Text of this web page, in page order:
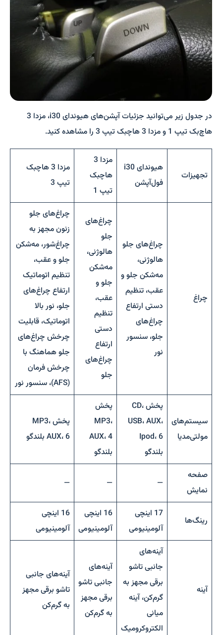
در جدول زیر می‌توانید جزئیات آپشن‌های هیوندای i30، مزدا 3
هاچ‌بک تیپ 1 و مزدا 3 هاچبک تیپ 3 را مشاهده کنید.
تجهیزات
هیوندای i30
فول‌آپشن
مزدا 3
هاچبک
تیپ 1
مزدا 3 هاچبک
تیپ 3
چراغ
چراغ‌های جلو
هالوژنی،
مه‌شکن جلو و
عقب، تنظیم
دستی ارتفاع
چراغ‌های
جلو، سنسور
نور
چراغ‌های
جلو
هالوژنی،
مه‌شکن
جلو و
عقب،
تنظیم
دستی
ارتفاع
چراغ‌های
جلو
چراغ‌های جلو
زنون مجهز به
چراغ‌شور، مه‌شکن
جلو و عقب،
تنظیم اتوماتیک
ارتفاع چراغ‌های
جلو، نور بالا
اتوماتیک، قابلیت
چرخش چراغ‌های
جلو هماهنگ با
چرخش فرمان
(AFS)، سنسور نور
سیستم‌های
مولتی‌مدیا
پخش CD،
USB، AUX،
Ipod، 6
بلندگو
پخش
MP3،
AUX، 4
بلندگو
پخش MP3،
AUX، 6 بلندگو
صفحه
نمایش
—
—
—
رینگ‌ها
17 اینچی
آلومینیومی
16 اینچی
آلومینیومی
16 اینچی
آلومینیومی
آینه
آینه‌های
جانبی تاشو
برقی مجهز به
گرم‌کن، آینه
میانی
الکتروکرومیک
آینه‌های
جانبی تاشو
برقی مجهز
به گرم‌کن
آینه‌های جانبی
تاشو برقی مجهز
به گرم‌کن